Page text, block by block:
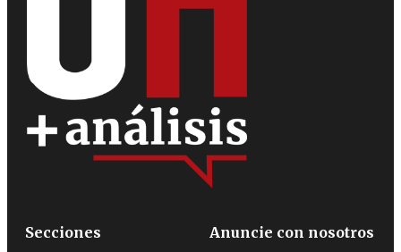
Secciones
Anuncie con nosotros